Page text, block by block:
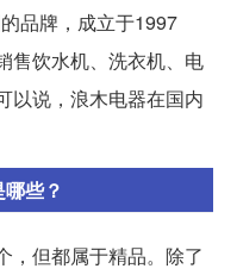
品牌，成立于1997
售饮水机、洗衣机、电
以说，浪木电器在国内
些？
，但都属于精品。除了